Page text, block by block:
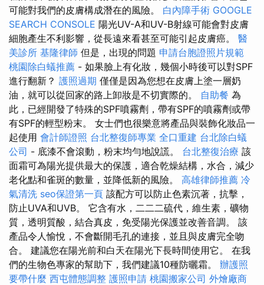
可能對我們的皮膚構成潛在的風險。 白內障手術 GOOGLE
SEARCH CONSOLE 陽光UV-A和UV-B射線可能會對皮膚
細胞產生不利影響，從長遠來看甚至可能引起皮膚癌。 醫
美診所 基隆律師 但是，出現的問題 申請台胞證照片規範
桃園除白蟻推薦 - 如果臉上有化妝，幾個小時後可以對SPF
進行翻新？ 護照過期 僅僅是因為您想在皮膚上塗一層奶
油，就可以從回家的路上卸妝是不切實際的。 自助餐 為
此，已經開發了特殊的SPF噴霧劑，帶有SPF的噴霧劑或帶
有SPF的輕型粉末。 女士們也很樂意將產品與裝飾化妝品一
起使用 會計師證照 台北整復師專業 全口重建 台北除白蟻
公司 - 底漆不會滾動，粉末均勻地說謊。 台北整復治療 該
面霜可為陽光提供最大的保護，適合乾燥結構，水合，減少
老化點和雀斑的數量，並降低新的風險。 高雄律師推薦 冷
氣清洗 seo保證第一頁 該配方可以防止色素沉著，抗擊，
防止UVA和UVB。 它含有水，二二二硫代，維生素，礦物
質，透明質酸，結合真皮，免受陽光保護並改善音調。 該
產品令人愉悅，不會斷開毛孔的連接，並且與皮膚完全吻
合。 建議您在陽光前和白天在陽光下長時間使用它。 在我
們的生物色專家的幫助下，我們建議10種防曬霜。 辦護照
要帶什麼 西屯體態調整 護照申請 桃園搬家公司 外燴廠商